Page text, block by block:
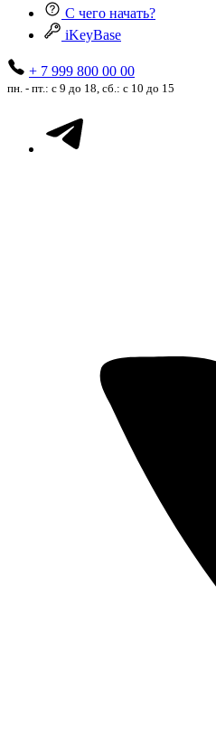
С чего начать?
iKeyBase
+ 7 999 800 00 00
пн. - пт.: с 9 до 18, сб.: с 10 до 15